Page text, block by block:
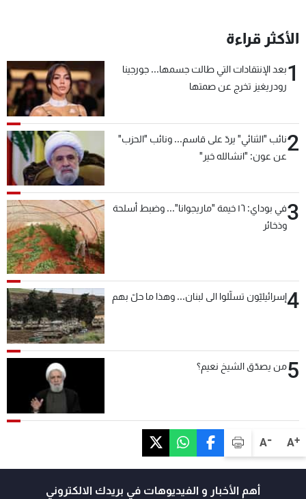
A+
A-
الأكثر قراءة
1بعد الإنتقادات التي طالت جسمها... جورجينا
رودريغيز تخرج عن صمتها
2نائب "الثنائي" يردّ على قاسم... ونائب "الحزب"
عن عون: "انشالله خير"
3
في بوداي: ١٦ خيمة "ماريجوانا"... وضبط أسلحة
وذخائر
4إسرائيليّون تسلّلوا الى لبنان... وهذا ما حلّ بهم
5من يصدّق الشيخ نعيم؟
أهم الأخبار و الفيديوهات في بريدك الالكتروني